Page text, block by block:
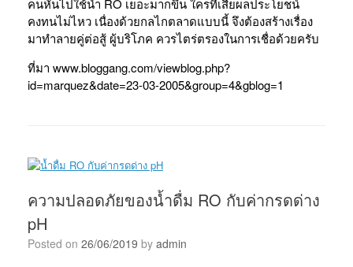
คนหันไปใช้น้ำ RO เยอะมากขึ้น ใครที่เสียผลประโยชน์
คงทนไม่ไหว เนื่องด้วยกลไกตลาดแบบนี้ จึงต้องสร้างเรื่อง
มาทำลายคู่ต่อสู้ ผู้บริโภค ควรไตร่ตรองในการเชื่อด้วยครับ
ที่มา www.bloggang.com/viewblog.php?
id=marquez&date=23-03-2005&group=4&gblog=1
ความปลอดภัยของน้ำดื่ม RO กับค่ากรดด่าง
pH
Posted on 26/06/2019 by admin